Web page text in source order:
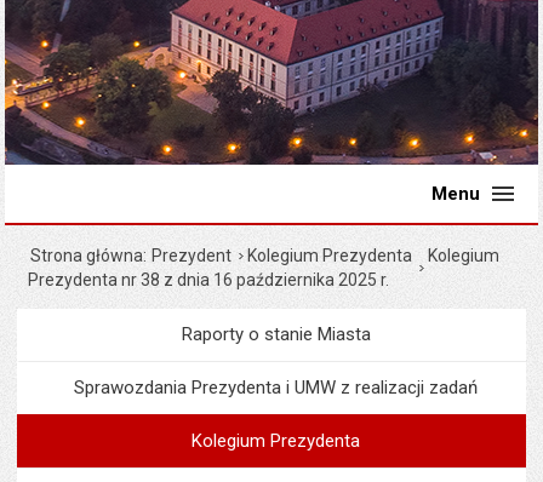
Menu
Strona główna Prezydent Kolegium Prezydenta
Kolegium
Prezydenta nr 38 z dnia 16 października 2025 r.
MenuPrezydent
Raporty o stanie Miasta
Sprawozdania Prezydenta i UMW z realizacji zadań
Kolegium Prezydenta